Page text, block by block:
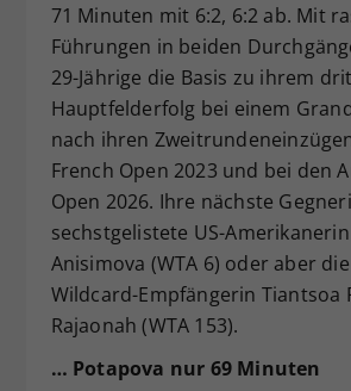
71 Minuten mit 6:2, 6:2 ab. Mit
Führungen in beiden
29-Jährige die Basis zu ihrem
Hauptfelderfolg bei einem
nach ihren
French Open 2023 und bei den
Open 2026. Ihre nächste
sechstgelistete US-
Anisimova (WTA 6) oder aber
Wildcard-Empfängerin Tiantsoa
Rajaonah (WTA 153).
… Potapova nur 69 Minuten